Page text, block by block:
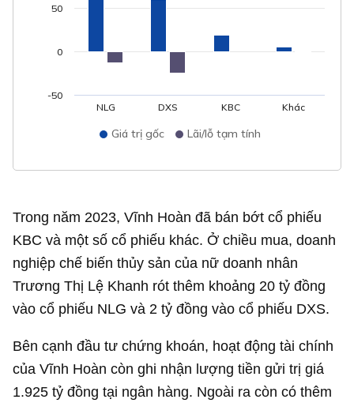
Giá trị gốc Lãi/lỗ tạm tính
NLG DXS KBC Khác
-50
0
50
Trong năm 2023, Vĩnh Hoàn đã bán bớt cổ phiếu
KBC và một số cổ phiếu khác. Ở chiều mua, doanh
nghiệp chế biến thủy sản của nữ doanh nhân
Trương Thị Lệ Khanh rót thêm khoảng 20 tỷ đồng
vào cổ phiếu NLG và 2 tỷ đồng vào cổ phiếu DXS.
Bên cạnh đầu tư chứng khoán, hoạt động tài chính
của Vĩnh Hoàn còn ghi nhận lượng tiền gửi trị giá
1.925 tỷ đồng tại ngân hàng. Ngoài ra còn có thêm